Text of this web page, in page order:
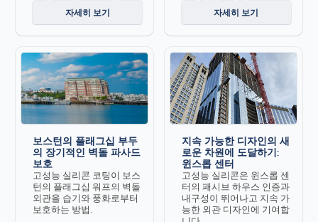
자세히 보기 자세히 보기
보스턴의 플래그십 부두
의 장기적인 벽돌 파사드
보호
고성능 실리콘 코팅이 보스
턴의 플래그십 워프의 벽돌
외관을 습기와 풍화로부터
보호하는 방법.
지속 가능한 디자인의 새
로운 차원에 도달하기:
윈스롭 센터
고성능 실리콘은 윈스롭 센
터의 패시브 하우스 인증과
내구성이 뛰어나고 지속 가
능한 외관 디자인에 기여합